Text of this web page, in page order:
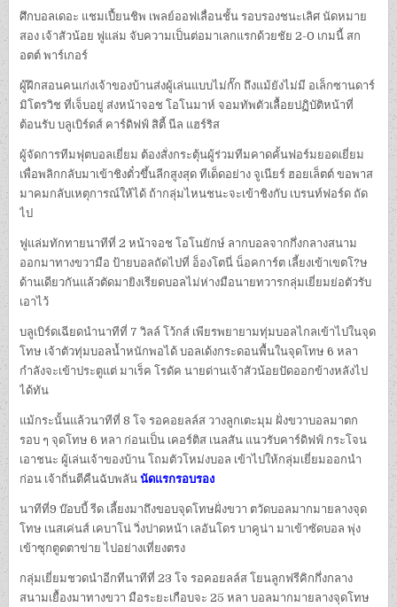
ศึกบอลเดอะ แชมเปี้ยนชิพ เพลย์ออฟเลื่อนชั้น รอบรองชนะเลิศ นัดหมาย
สอง เจ้าสัวน้อย ฟูแล่ม จับความเป็นต่อมาเลกแรกด้วยชัย 2-0 เกมนี้ สก
อตต์ พาร์เกอร์
ผู้ฝึกสอนคนเก่งเจ้าของบ้านส่งผู้เล่นแบบไม่กั๊ก ถึงแม้ยังไม่มี อเล็กซานดาร์
มิโตรวิช ที่เจ็บอยู่ ส่งหน้าจอช โอโนมาห์ จอมทัพตัวเลื้อยปฏิบัติหน้าที่
ต้อนรับ บลูเบิร์ดส์ คาร์ดิฟฟ์ สิตี้ นีล แฮร์ริส
ผู้จัดการทีมฟุตบอลเยี่ยม ต้องสั่งกระตุ้นผู้ร่วมทีมคาดคั้นฟอร์มยอดเยี่ยม
เพื่อพลิกกลับมาเข้าชิงตั๋วขึ้นลีกสูงสุด ทีเด็ดอย่าง จูเนียร์ ฮอยเล็ตต์ ขอพาส
มาคมกลับเหตุการณ์ให้ได้ ถ้ากลุ่มไหนชนะจะเข้าชิงกับ เบรนท์ฟอร์ด ถัด
ไป
ฟูแล่มทักทายนาทีที่ 2 หน้าจอช โอโนยักษ์ ลากบอลจากกึ่งกลางสนาม
ออกมาทางขวามือ ป้ายบอลถัดไปที่ อ็องโตนี่ น็อคการ์ต เลี้ยงเข้าเขตโ?ษ
ด้านเดียวกันแล้วตัดมายิงเรียดบอลไม่ห่างมือนายทวารกลุ่มเยี่ยมย่อตัวรับ
เอาไว้
บลูเบิร์ดเฉียดนำนาทีที่ 7 วิลล์ โว้กส์ เพียรพยายามทุ่มบอลไกลเข้าไปในจุด
โทษ เจ้าตัวทุ่มบอลน้ำหนักพอได้ บอลเด้งกระดอนพื้นในจุดโทษ 6 หลา
กำลังจะเข้าประตูแต่ มาเร็ค โรดัค นายด่านเจ้าสัวน้อยปัดออกข้างหลังไป
ได้ทัน
แม้กระนั้นแล้วนาทีที่ 8 โจ รอคอยลล์ส วางลูกเตะมุม ฝั่งขวาบอลมาตก
รอบ ๆ จุดโทษ 6 หลา ก่อนเป็น เคอร์ติส เนลสัน แนวรับคาร์ดิฟฟ์ กระโจน
เอาชนะ ผู้เล่นเจ้าของบ้าน โถมตัวโหม่งบอล เข้าไปให้กลุ่มเยี่ยมออกนำ
ก่อน เจ้าถิ่นตีคืนฉับพลันนัดแรกรอบรอง
นาทีที่9 บ๊อบบี้ รีด เลี้ยงมาถึงขอบจุดโทษฝั่งขวา ตวัดบอลมากมายลางจุด
โทษ เนสเค่นส์ เคบาโน่ วิ่งปาดหน้า เลอันโดร บาคูน่า มาเข้าซัดบอล พุ่ง
เข้าซุกตูดตาข่าย ไปอย่างเที่ยงตรง
กลุ่มเยี่ยมชวดนำอีกทีนาทีที่ 23 โจ รอคอยลล์ส โยนลูกฟรีคิกกึ่งกลาง
สนามเยื้องมาทางขวา มือระยะเกือบจะ 25 หลา บอลมากมายลางจุดโทษ